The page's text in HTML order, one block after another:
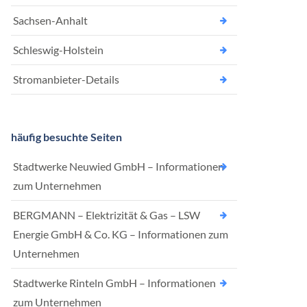
Sachsen-Anhalt
Schleswig-Holstein
Stromanbieter-Details
häufig besuchte Seiten
Stadtwerke Neuwied GmbH – Informationen
zum Unternehmen
BERGMANN – Elektrizität & Gas – LSW
Energie GmbH & Co. KG – Informationen zum
Unternehmen
Stadtwerke Rinteln GmbH – Informationen
zum Unternehmen